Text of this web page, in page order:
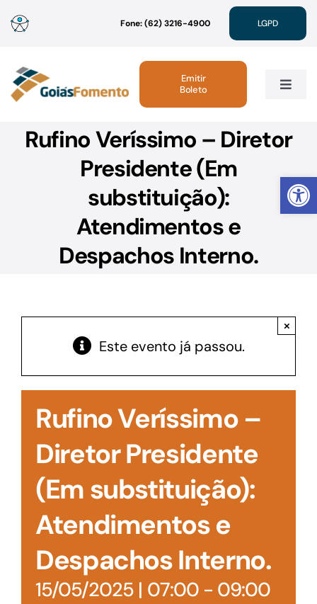
Abrir
para
conteúdo
Fone: (62) 3216-4900 LGPD
Toggle
Institucional
Atendimento
Emitir
Boleto
Rufino Veríssimo – Diretor
Presidente (Em
substituição):
Atendimentos e
Despachos Interno.
Este evento já passou.
×
Rufino Veríssimo –
Diretor Presidente
(Em substituição):
Atendimentos e
Despachos Interno.
15/05/2025 | 07:00- 09:00